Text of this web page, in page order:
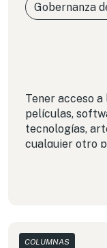
Gobernanza
Tener acceso
películas,
tecnologías,
cualquier otro
propiedad
COLUMNAS